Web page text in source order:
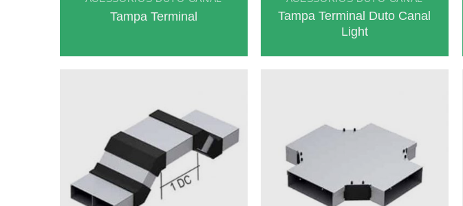
Tampa Terminal
Tampa Terminal Duto Canal
Light